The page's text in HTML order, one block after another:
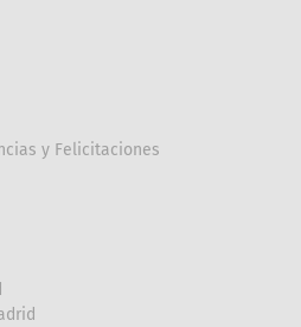
y Felicitaciones